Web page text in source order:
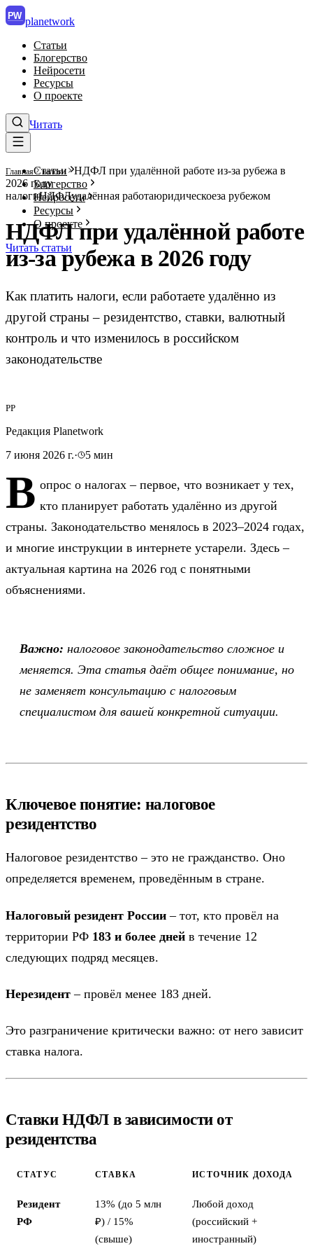
PW planetwork
Статьи
Блогерство
Нейросети
Ресурсы
О проекте
Читать
Статьи
Блогерство
Нейросети
Ресурсы
О проекте
Читать статьи
Главная налоги
НДФЛ при удалённой работе из-за рубежа в
2026 году
налогиНДФЛудалённая работаюридическоеза рубежом
НДФЛ при удалённой работе
из-за рубежа в 2026 году
Как платить налоги, если работаете удалённо из
другой страны – резидентство, ставки, валютный
контроль и что изменилось в российском
законодательстве
РP
Редакция Planetwork
7 июня 2026 г.· 5 мин
В опрос о налогах – первое, что возникает у тех,
кто планирует работать удалённо из другой
страны. Законодательство менялось в 2023–2024 годах,
и многие инструкции в интернете устарели. Здесь –
актуальная картина на 2026 год с понятными
объяснениями.
Важно: налоговое законодательство сложное и
меняется. Эта статья даёт общее понимание, но
не заменяет консультацию с налоговым
специалистом для вашей конкретной ситуации.
Ключевое понятие: налоговое
резидентство
Налоговое резидентство – это не гражданство. Оно
определяется временем, проведённым в стране.
Налоговый резидент России – тот, кто провёл на
территории РФ 183 и более дней в течение 12
следующих подряд месяцев.
Нерезидент – провёл менее 183 дней.
Это разграничение критически важно: от него зависит
ставка налога.
Ставки НДФЛ в зависимости от
резидентства
СТАТУС СТАВКА ИСТОЧНИК ДОХОДА
Резидент
РФ
13% (до 5 млн
₽) / 15%
(свыше)
Любой доход
(российский +
иностранный)